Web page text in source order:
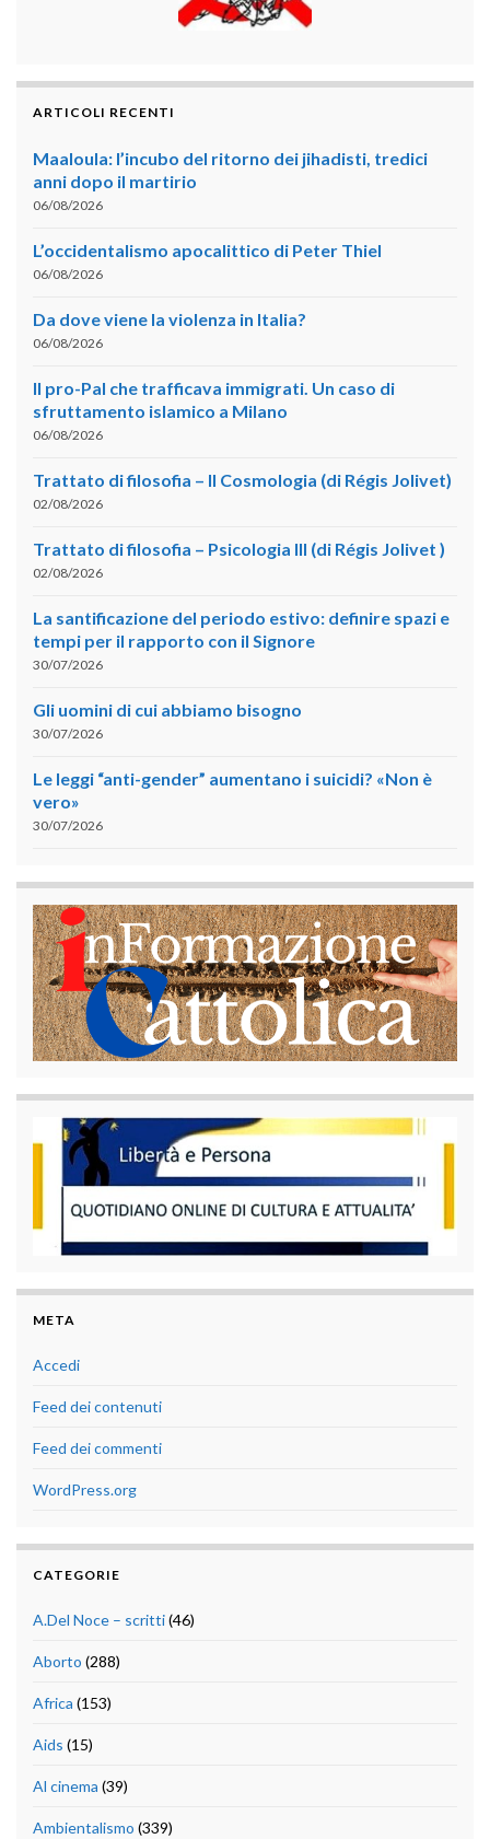
ARTICOLI RECENTI
Maaloula: l’incubo del ritorno dei jihadisti, tredici
anni dopo il martirio
06/08/2026
L’occidentalismo apocalittico di Peter Thiel
06/08/2026
Da dove viene la violenza in Italia?
06/08/2026
Il pro-Pal che trafficava immigrati. Un caso di
sfruttamento islamico a Milano
06/08/2026
Trattato di filosofia – II Cosmologia (di Régis Jolivet)
02/08/2026
Trattato di filosofia – Psicologia III (di Régis Jolivet )
02/08/2026
La santificazione del periodo estivo: definire spazi e
tempi per il rapporto con il Signore
30/07/2026
Gli uomini di cui abbiamo bisogno
30/07/2026
Le leggi “anti-gender” aumentano i suicidi? «Non è
vero»
30/07/2026
META
Accedi
Feed dei contenuti
Feed dei commenti
WordPress.org
CATEGORIE
A.Del Noce – scritti(46)
Aborto (288)
Africa (153)
Aids (15)
Al cinema (39)
Ambientalismo (339)